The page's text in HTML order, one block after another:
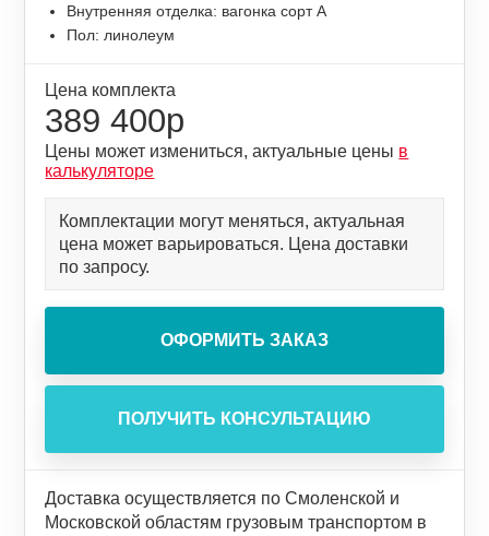
Внутренняя отделка: вагонка сорт А
Пол: линолеум
Цена комплекта
389 400р
Цены может измениться, актуальные цены в
калькуляторе
Комплектации могут меняться, актуальная
цена может варьироваться. Цена доставки
по запросу.
Доставка осуществляется по Смоленской и
Московской областям грузовым транспортом в